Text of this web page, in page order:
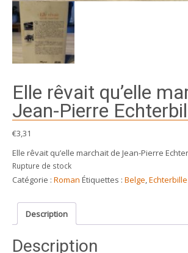
Elle rêvait qu’elle
Jean-Pierre
€3,31
Elle rêvait qu’elle marchait de Jean-Pierre
Rupture de stock
Catégorie : Roman Étiquettes : Belge,
Description
Description